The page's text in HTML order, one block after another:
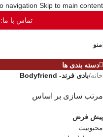
navigation Skip to main content
تماس با ما: 93111095-021
منو
دسته بندی ها
خانه/بادی فرند- Bodyfriend
مرتب سازی بر اساس
پیش فرض
محبوبیت